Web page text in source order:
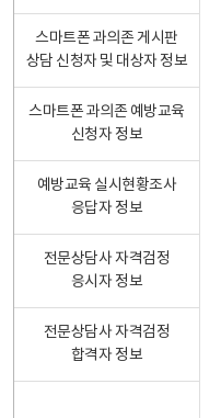
스마트폰 과의존 게시판
상담 신청자 및 대상자 정보
스마트폰 과의존 예방교육
신청자 정보
예방교육 실시현황조사
응답자 정보
전문상담사 자격검정
응시자 정보
전문상담사 자격검정
합격자 정보